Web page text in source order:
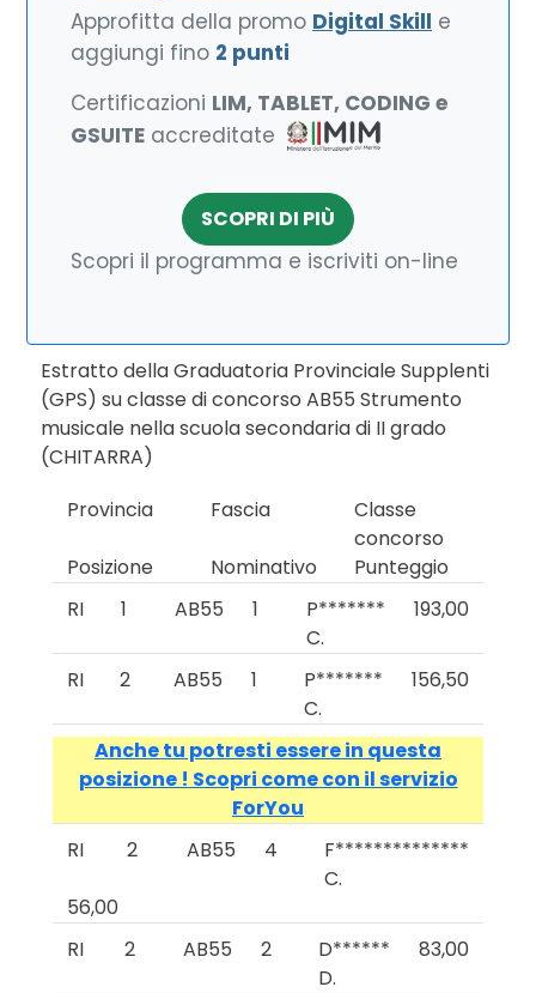
Approfitta della promo Digital Skill e
aggiungi fino 2 punti
Certificazioni LIM, TABLET, CODING e
GSUITE accreditate
SCOPRI DI PIÙ
Scopri il programma e iscriviti on-line
Estratto della Graduatoria Provinciale Supplenti
(GPS) su classe di concorso AB55 Strumento
musicale nella scuola secondaria di II grado
(CHITARRA)
Provincia
Fascia
Classe
concorso
Posizione
Nominativo
Punteggio
RI
1 AB55 1
P*******
C.
193,00
RI 2 AB55 1
P*******
C.
156,50
Anche tu potresti essere in questa
posizione ! Scopri come con il servizio
ForYou
RI
2 AB55 4
F**************
C.
56,00
RI
2 AB55 2
D******
D.
83,00